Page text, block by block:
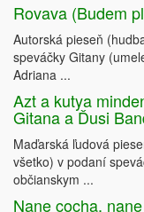
Rovava (Budem
Autorská pieseň
speváčky Gitany
Adriana ...
Azt a kutya
Gitana a Ďusi
Maďarská ľudová
všetko) v podaní
občianskym ...
Nane cocha,